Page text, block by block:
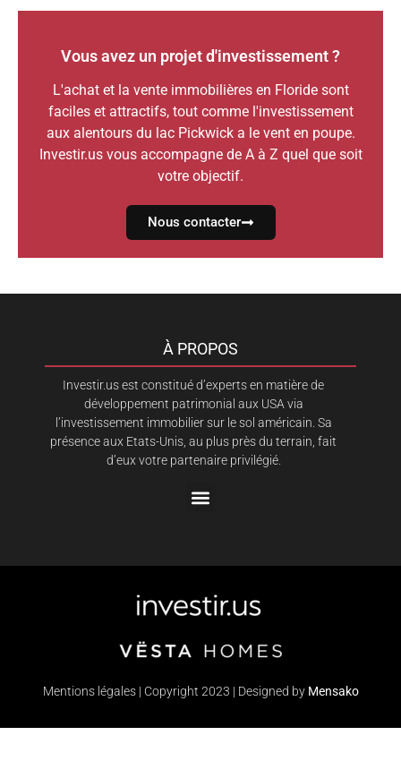
Vous avez un projet d'investissement ?
L'achat et la vente immobilières en Floride sont
faciles et attractifs, tout comme l'investissement
aux alentours du lac Pickwick a le vent en poupe.
Investir.us vous accompagne de A à Z quel que soit
votre objectif.
Nous contacter
À PROPOS
Investir.us est constitué d’experts en matière de
développement patrimonial aux USA via
l’investissement immobilier sur le sol américain. Sa
présence aux Etats-Unis, au plus près du terrain, fait
d’eux votre partenaire privilégié.
Mentions légales | Copyright 2023 | Designed by Mensako